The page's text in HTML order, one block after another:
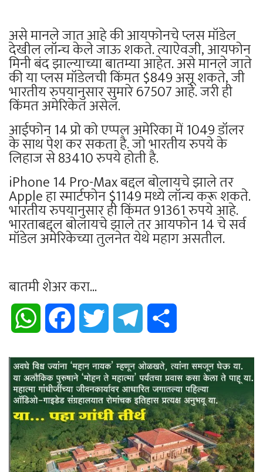
असे मानले जात आहे की आयफोनचे प्लस मॉडेल
देखील लॉन्च केले जाऊ शकते. त्याऐवजी, आयफोन
मिनी बंद झाल्याच्या बातम्या आहेत. असे मानले जाते
की या प्लस मॉडेलची किंमत $849 असू शकते, जी
भारतीय रुपयानुसार सुमारे 67507 आहे. जरी ही
किंमत अमेरिकेत असेल.
आईफोन 14 प्रो को एप्पल अमेरिका में 1049 डॉलर
के साथ पेश कर सकता है. जो भारतीय रुपये के
लिहाज से 83410 रुपये होती है.
iPhone 14 Pro-Max बद्दल बोलायचे झाले तर
Apple हा स्मार्टफोन $1149 मध्ये लॉन्च करू शकते.
भारतीय रुपयानुसार ही किंमत 91361 रुपये आहे.
भारताबद्दल बोलायचे झाले तर आयफोन 14 चे सर्व
मॉडेल अमेरिकेच्या तुलनेत येथे महाग असतील.
बातमी शेअर करा...
WhatsApp Facebook Twitter Telegram